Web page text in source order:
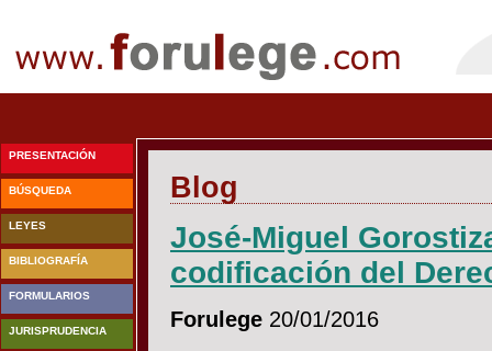
Blog
José-Miguel
codificación del
Forulege 20/01/2016
PRESENTACIÓN
BÚSQUEDA
LEYES
BIBLIOGRAFÍA
FORMULARIOS
JURISPRUDENCIA